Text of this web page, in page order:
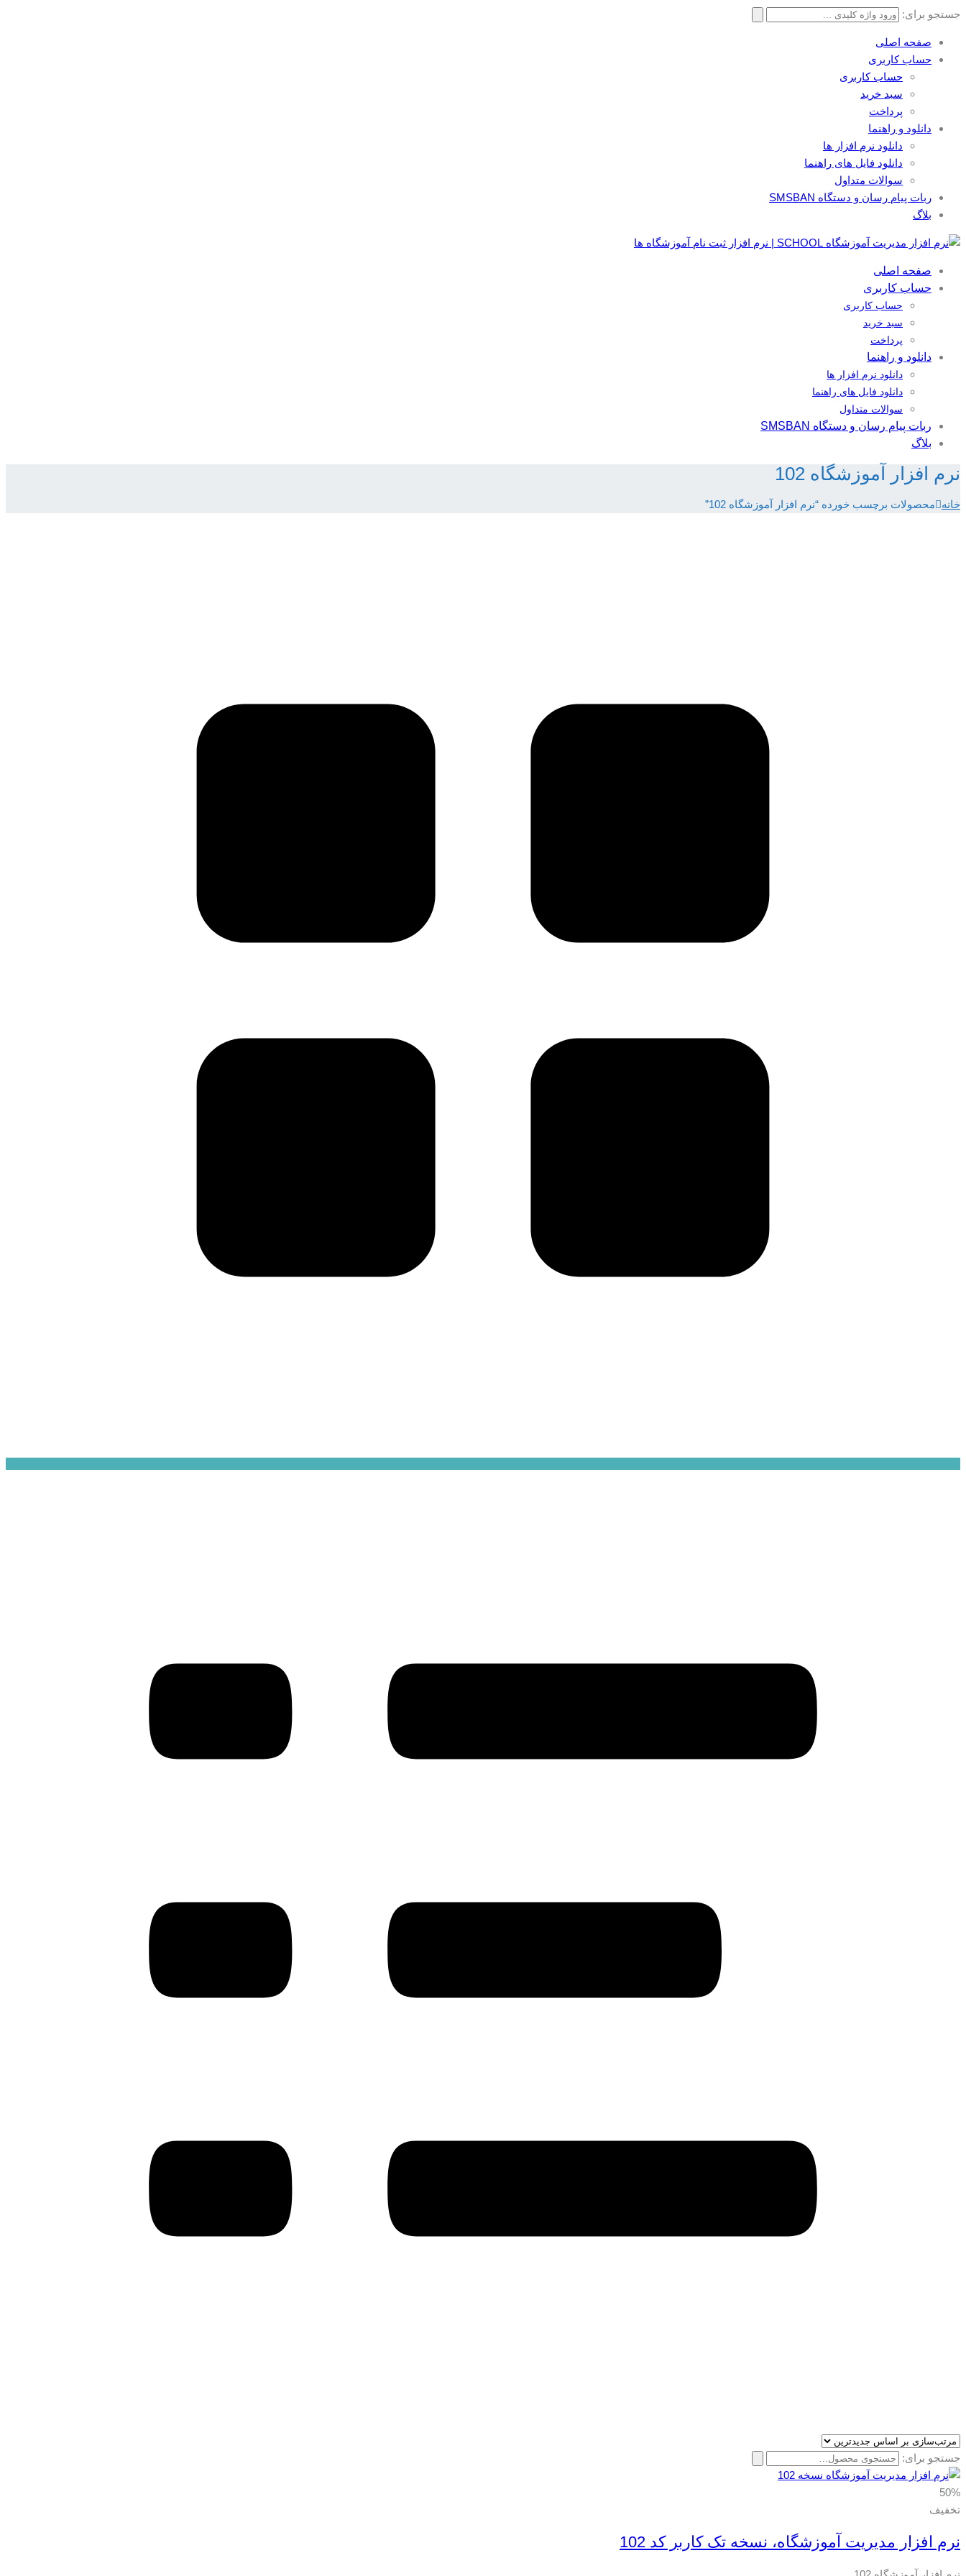
جستجو برای:
صفحه اصلی
حساب کاربری
حساب کاربری
سبد خرید
پرداخت
دانلود و راهنما
دانلود نرم افزار ها
دانلود فایل های راهنما
سوالات متداول
ربات پیام رسان و دستگاه SMSBAN
بلاگ
صفحه اصلی
حساب کاربری
حساب کاربری
سبد خرید
پرداخت
دانلود و راهنما
دانلود نرم افزار ها
دانلود فایل های راهنما
سوالات متداول
ربات پیام رسان و دستگاه SMSBAN
بلاگ
نرم افزار آموزشگاه 102
خانه محصولات برچسب خورده “نرم افزار آموزشگاه 102”
جستجو برای:
50%
تخفیف
نرم افزار مدیریت آموزشگاه، نسخه تک کاربر کد 102